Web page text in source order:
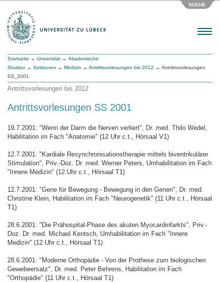
SUCHE
Menu
Startseite → Universität → Akademische
Struktur→ Sektionen → Medizin → Antrittsvorlesungen bis 2012 → Antrittsvorlesungen
SS_2001
Antrittsvorlesungen bis 2012
Antrittsvorlesungen SS 2001
19.7.2001: "Wenn der Darm die Nerven verliert", Dr. med. Thilo Wedel,
Habilitation im Fach "Anatomie" (12 Uhr c.t., Hörsaal V1)
12.7.2001: "Kardiale Resynchronisationstherapie mittels biventrikulärer
Stimulation", Priv.-Doz. Dr. med. Werner Peters, Umhabilitation im Fach
"Innere Medizin" (12 Uhr c.t., Hörsaal T1)
12.7.2001: "Gene für Bewegung - Bewegung in den Genen", Dr. med.
Christine Klein, Habilitation im Fach "Neurogenetik" (11 Uhr c.t., Hörsaal
T1)
28.6.2001: "Die Prähospital-Phase des akuten Myocardinfarkts", Priv.-
Doz. Dr. med. Michael Kentsch, Umhabilitation im Fach "Innere
Medizin" (12 Uhr c.t., Hörsaal T1)
28.6.2001: "Moderne Orthopädie - Von der Prothese zum biologischen
Gewebeersatz", Dr. med. Peter Behrens, Habilitation im Fach
"Orthopädie" (11 Uhr c.t., Hörsaal T1)